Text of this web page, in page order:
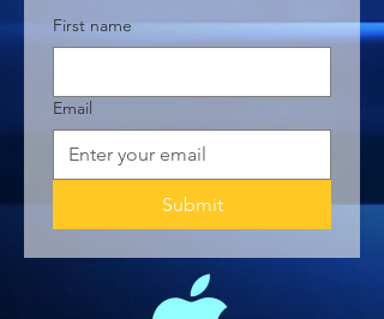
First name
Email
Submit